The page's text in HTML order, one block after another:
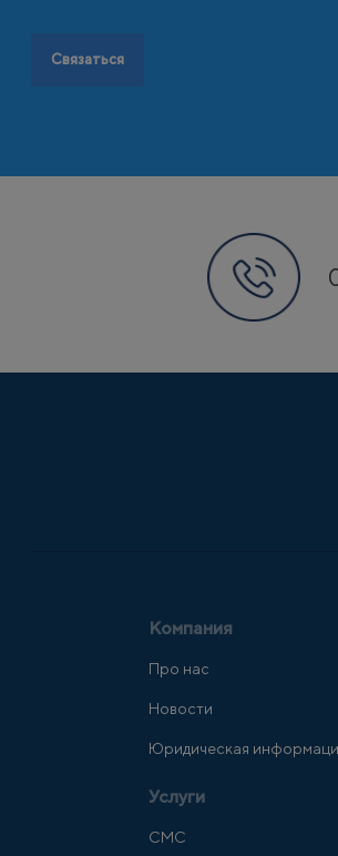
Связаться
Компания
Про нас
Новости
Юридическая
Услуги
СМС